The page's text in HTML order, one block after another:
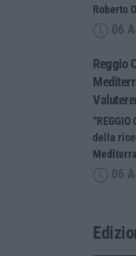
Roberto
06
Reggio
della
06